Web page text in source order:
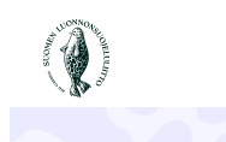
Etusivu